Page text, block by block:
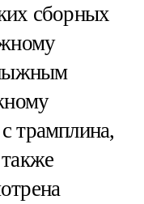
сборных
трамплина,